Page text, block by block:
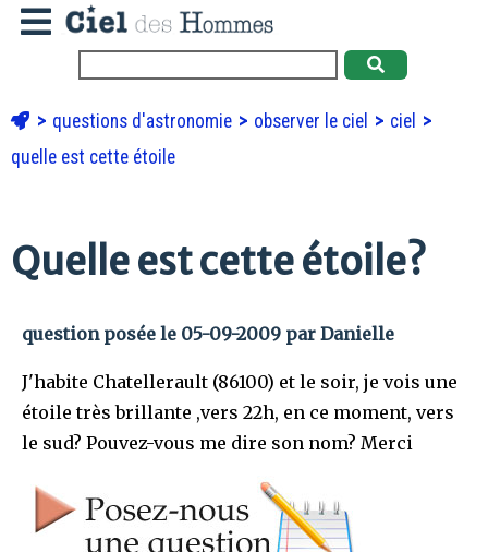
questions d'astronomie observer le ciel
ciel
quelle est cette étoile
Quelle est cette étoile?
question posée le 05-09-2009 par Danielle
J'habite Chatellerault (86100) et le soir, je vois une
étoile très brillante ,vers 22h, en ce moment, vers
le sud? Pouvez-vous me dire son nom? Merci